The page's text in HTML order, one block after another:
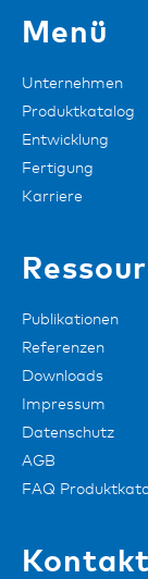
Menü
Unternehmen
Produktkatalog
Entwicklung
Fertigung
Karriere
Publikationen
Referenzen
Downloads
Impressum
Datenschutz
AGB
FAQ
Kontakt